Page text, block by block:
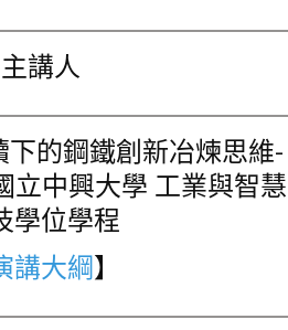
主講人
的鋼鐵創新冶煉思維-
立中興大學 工業與智慧
學位學程
講大綱】